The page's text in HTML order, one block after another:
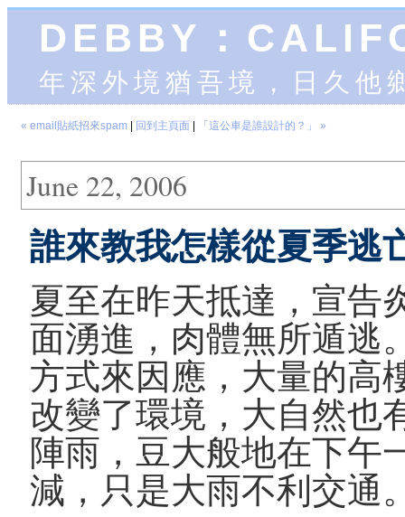
DEBBY：
年深外境猶吾境，日久
« email貼紙招來spam 回到主頁面 「這公車是誰設計的？」 »
June 22, 2006
誰來教我怎樣從夏季逃
夏至在昨天抵達，宣告
面湧進，肉體無所遁逃
方式來因應，大量的
改變了環境，大自然也
陣雨，豆大般地在下午
減，只是大雨不利交通